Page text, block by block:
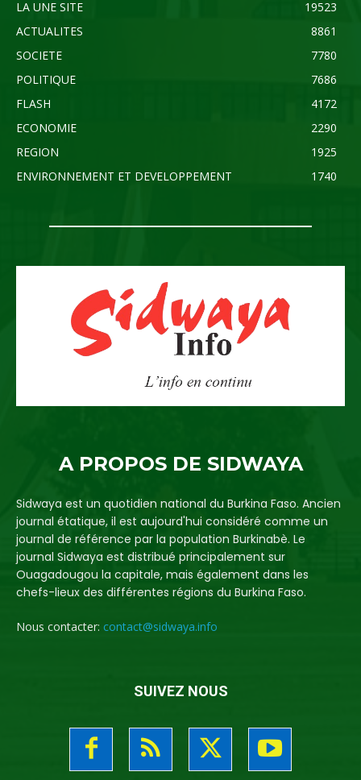
LA UNE SITE
19523
ACTUALITES
8861
SOCIETE
7780
POLITIQUE
7686
FLASH
4172
ECONOMIE
2290
REGION
1925
ENVIRONNEMENT ET DEVELOPPEMENT
1740
A PROPOS DE SIDWAYA
Sidwaya est un quotidien national du Burkina Faso. Ancien
journal étatique, il est aujourd'hui considéré comme un
journal de référence par la population Burkinabè. Le
journal Sidwaya est distribué principalement sur
Ouagadougou la capitale, mais également dans les
chefs-lieux des différentes régions du Burkina Faso.
Nous contacter: contact@sidwaya.info
SUIVEZ NOUS